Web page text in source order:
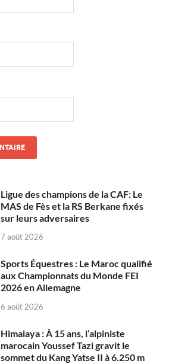
Ligue des champions de la CAF: Le
MAS de Fès et la RS Berkane fixés
sur leurs adversaires
7 août 2026
Sports Équestres : Le Maroc qualifié
aux Championnats du Monde FEI
2026 en Allemagne
6 août 2026
Himalaya : À 15 ans, l’alpiniste
marocain Youssef Tazi gravit le
sommet du Kang Yatse II à 6.250 m